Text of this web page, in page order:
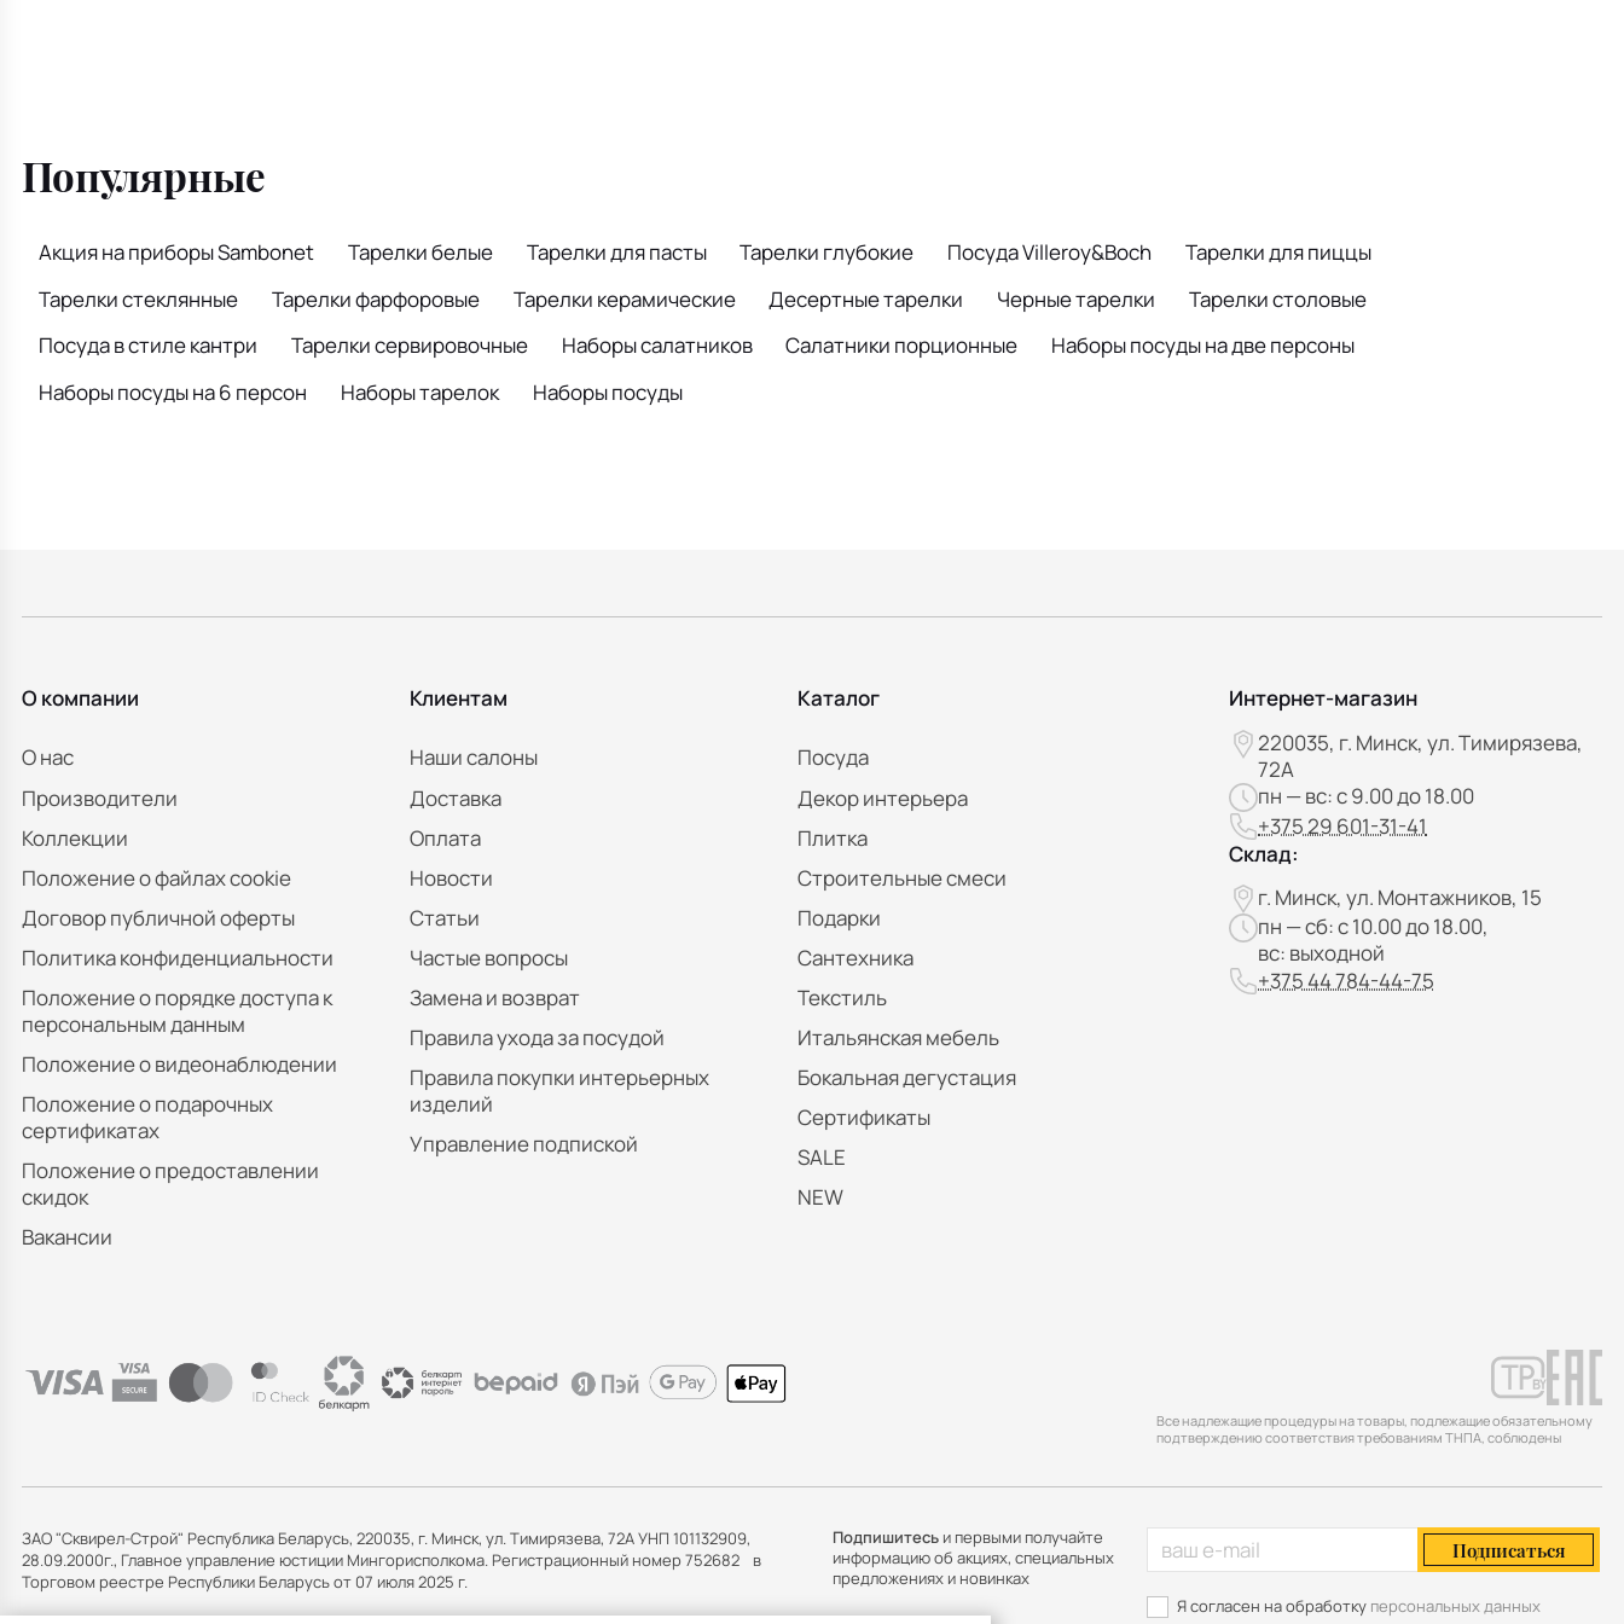
Популярные
Акция на приборы Sambonet Тарелки белые Тарелки для пасты Тарелки глубокие Посуда Villeroy&Boch
Тарелки для пиццы
Тарелки стеклянные
Тарелки фарфоровые Тарелки керамические Десертные тарелки Черные тарелки
Тарелки столовые
Посуда в стиле кантри
Тарелки сервировочные Наборы салатников Салатники порционные
Наборы посуды на две персоны
Наборы посуды на 6 персон
Наборы тарелок Наборы посуды
О компании
О нас
Производители
Коллекции
Положение о файлах cookie
Договор публичной оферты
Политика конфиденциальности
Положение о порядке доступа к
персональным данным
Положение о видеонаблюдении
Положение о подарочных
сертификатах
Положение о предоставлении
скидок
Вакансии
Клиентам
Наши салоны
Доставка
Оплата
Новости
Статьи
Частые вопросы
Замена и возврат
Правила ухода за посудой
Правила покупки интерьерных
изделий
Управление подпиской
Каталог
Посуда
Декор интерьера
Плитка
Строительные смеси
Подарки
Сантехника
Текстиль
Итальянская мебель
Бокальная дегустация
Сертификаты
SALE
NEW
Интернет-магазин
220035, г. Минск, ул. Тимирязева,
72А
пн — вс: с 9.00 до 18.00
+375 29 601-31-41
Склад:
г. Минск, ул. Монтажников, 15
пн — сб: с 10.00 до 18.00,
вс: выходной
+375 44 784-44-75
Все надлежащие процедуры на товары, подлежащие обязательному
подтверждению соответствия требованиям ТНПА, соблюдены
ЗАО "Сквирел-Строй" Республика Беларусь, 220035, г. Минск, ул. Тимирязева, 72А УНП 101132909,
28.09.2000г., Главное управление юстиции Мингорисполкома. Регистрационный номер 752682 в
Торговом реестре Республики Беларусь от 07 июля 2025 г.
Подпишитесьи первыми получайте
информацию об акциях, специальных
предложениях и новинках
Подписаться
Я согласен на обработку персональных данных